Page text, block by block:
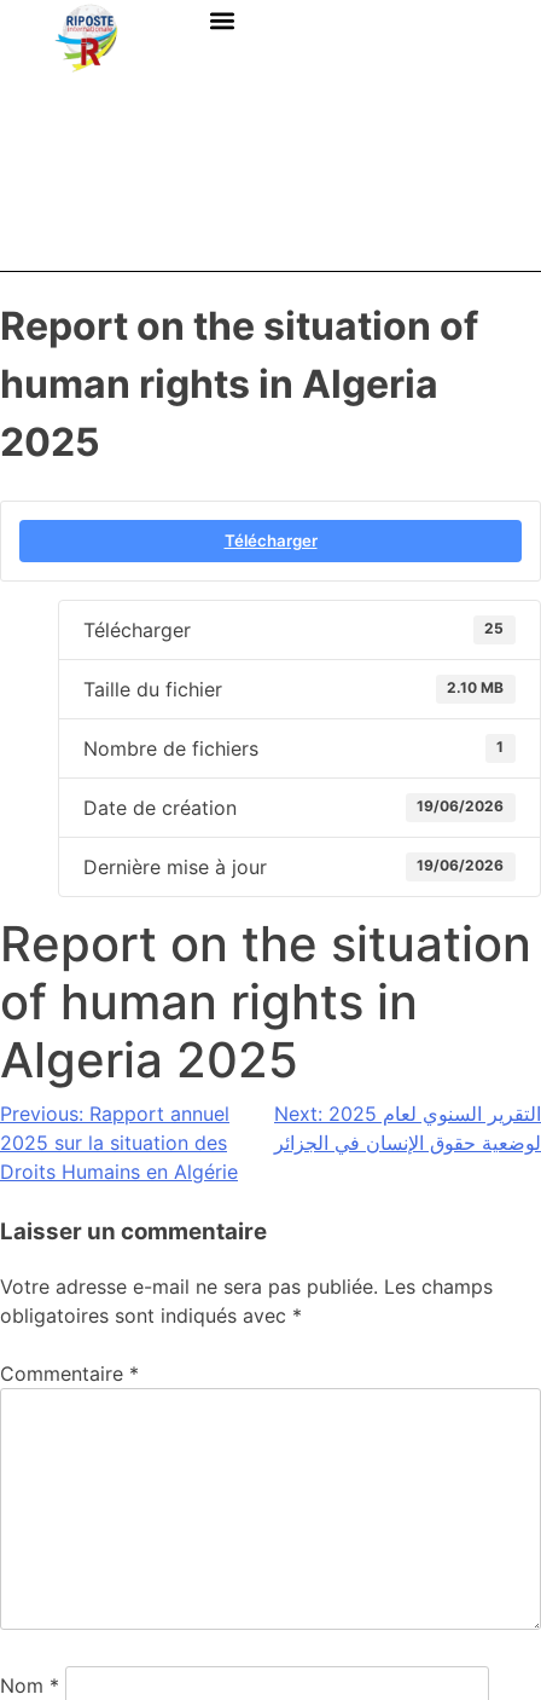
Report on the situation of
human rights in Algeria
2025
Télécharger
Télécharger 25
Taille du fichier 2.10 MB
Nombre de fichiers 1
Date de création 19/06/2026
Dernière mise à jour 19/06/2026
Report on the situation
of human rights in
Algeria 2025
Previous: Rapport annuel
2025 sur la situation des
Droits Humains en Algérie
Next: التقرير السنوي لعام 2025
لوضعية حقوق الإنسان في الجزائر
Laisser un commentaire
Votre adresse e-mail ne sera pas publiée. Les champs
obligatoires sont indiqués avec *
Commentaire *
Nom *